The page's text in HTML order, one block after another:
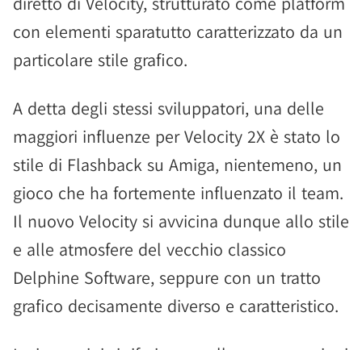
con elementi sparatutto caratterizzato da un
particolare stile grafico.
A detta degli stessi sviluppatori, una delle
maggiori influenze per Velocity 2X è stato lo
stile di Flashback su Amiga, nientemeno, un
gioco che ha fortemente influenzato il team.
Il nuovo Velocity si avvicina dunque allo stile
e alle atmosfere del vecchio classico
Delphine Software, seppure con un tratto
grafico decisamente diverso e caratteristico.